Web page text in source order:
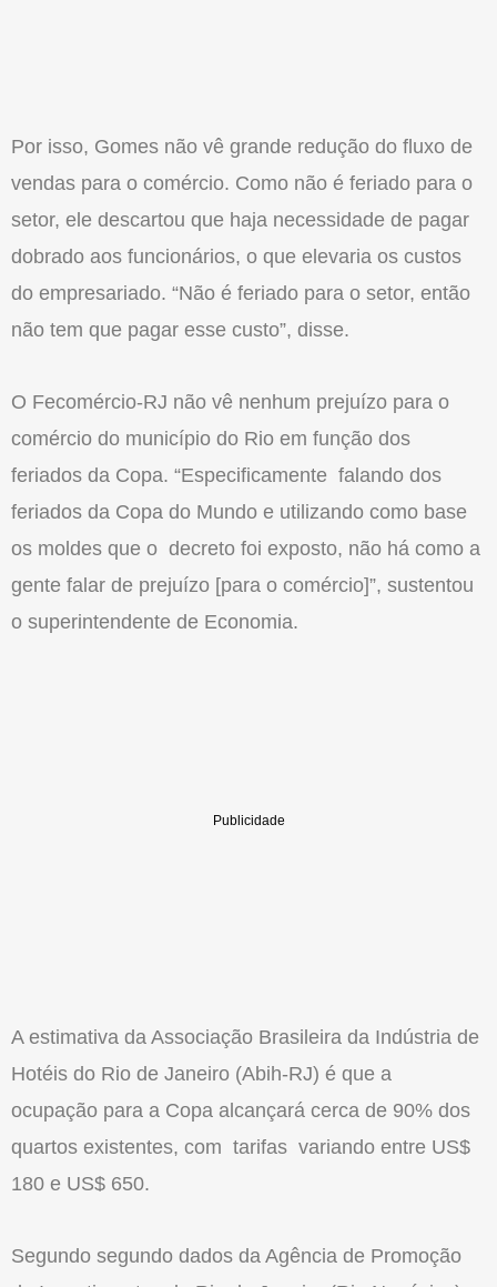
Por isso, Gomes não vê grande redução do fluxo de
vendas para o comércio. Como não é feriado para o
setor, ele descartou que haja necessidade de pagar
dobrado aos funcionários, o que elevaria os custos
do empresariado. “Não é feriado para o setor, então
não tem que pagar esse custo”, disse.
O Fecomércio-RJ não vê nenhum prejuízo para o
comércio do município do Rio em função dos
feriados da Copa. “Especificamente falando dos
feriados da Copa do Mundo e utilizando como base
os moldes que o decreto foi exposto, não há como a
gente falar de prejuízo [para o comércio]”, sustentou
o superintendente de Economia.
A estimativa da Associação Brasileira da Indústria de
Hotéis do Rio de Janeiro (Abih-RJ) é que a
ocupação para a Copa alcançará cerca de 90% dos
quartos existentes, com tarifas variando entre US$
180 e US$ 650.
Segundo segundo dados da Agência de Promoção